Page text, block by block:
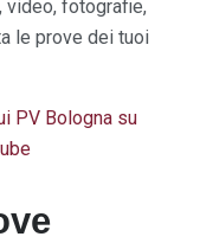
video, fotografie,
le prove dei tuoi
PV Bologna su